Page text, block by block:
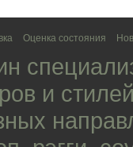
Оценка состояния
и